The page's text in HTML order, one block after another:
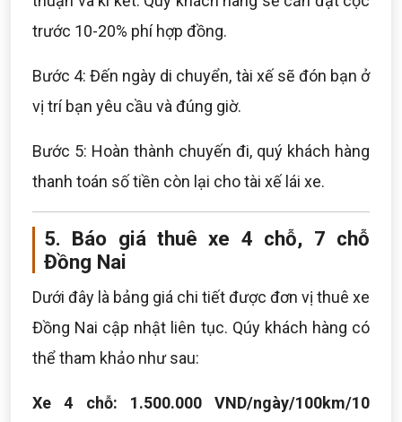
trước 10-20% phí hợp đồng.
Bước 4: Đến ngày di chuyển, tài xế sẽ đón bạn ở
vị trí bạn yêu cầu và đúng giờ.
Bước 5: Hoàn thành chuyến đi, quý khách hàng
thanh toán số tiền còn lại cho tài xế lái xe.
5. Báo giá thuê xe 4 chỗ, 7 chỗ
Đồng Nai
Dưới đây là bảng giá chi tiết được đơn vị thuê xe
Đồng Nai cập nhật liên tục. Qúy khách hàng có
thể tham khảo như sau:
Xe 4 chỗ: 1.500.000 VND/ngày/100km/10